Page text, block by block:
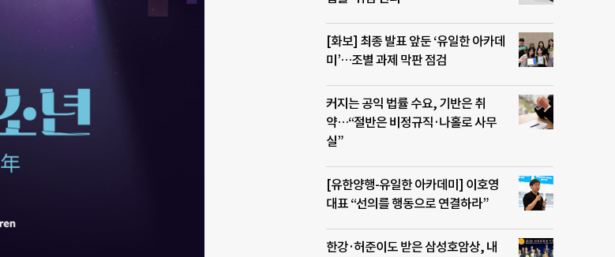
[화보] 최종 발표 앞둔 ‘유일한 아카데
미’…조별 과제 막판 점검
커지는 공익 법률 수요, 기반은 취
약…“절반은 비정규직·나홀로 사무
실”
[유한양행-유일한 아카데미] 이호영
대표 “선의를 행동으로 연결하라”
한강·허준이도 받은 삼성호암상, 내